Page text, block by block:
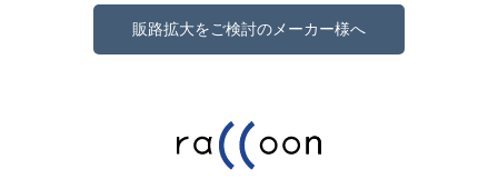
販路拡大をご検討のメーカー様へ